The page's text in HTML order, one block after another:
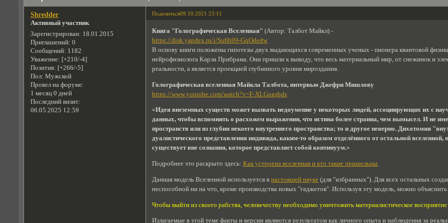
Поделиться09.10.2021 23:11
Shredder
Активный участник
Зарегистрирован: 18.01.2015
Приглашений: 0
Сообщений: 1182
Уважение: [+210/-4]
Позитив: [+266/-5]
Пол: Мужской
Провел на форуме:
1 месяц 0 дней
Последний визит:
06.05.2025 12:59
Книга "Голографическая Вселенная" (Автор: Талбот Майкл) -
https://disk.yandex.ru/i/Su6h99-GqOdedw
В основу книги положены гипотезы двух выдающихся современных ученых - пионера квантовой
нейрофизиолога Карла Прибрама. Они пришли к выводу, что весь материальный мир, от снежинок и
реальности, а является проекцией глубинного уровня мироздания.
Голографическая вселенная Майкла Талбота, интервью Джефри Мишлову
https://www.youtube.com/watch?v=F-XLGugsbds
«Идея внеземных существ может вызвать недоумение у некоторых людей, ассоциирующих их с
данных, чтобы вспомнить о расхожем выражении, что истина более странна, чем вымысел. И не
пространств или из глубин некоего внутреннего пространства; то и другое неверно. Дихотомия
дуалистического представления индивида, каким-то образом отделённого от остальной
существует вне сознания, которое представляет собой континуум.»
Подробнее это раскрыто здесь:Как устроена вселенная и кто такие пришельцы.
Данная модель Вселенной используется внастоящей науке (для "избранных"). Для всех остальных
неспособной ни на что, кроме производства новых "гаджетов". Используя эту модель, можно
Чтобы выйти из своего рабства, человечеству необходимо уничтожить материалистическое восприятие
Излагаемые в этой теме факты и версии являются результатом как личного опыта и наблюдения за